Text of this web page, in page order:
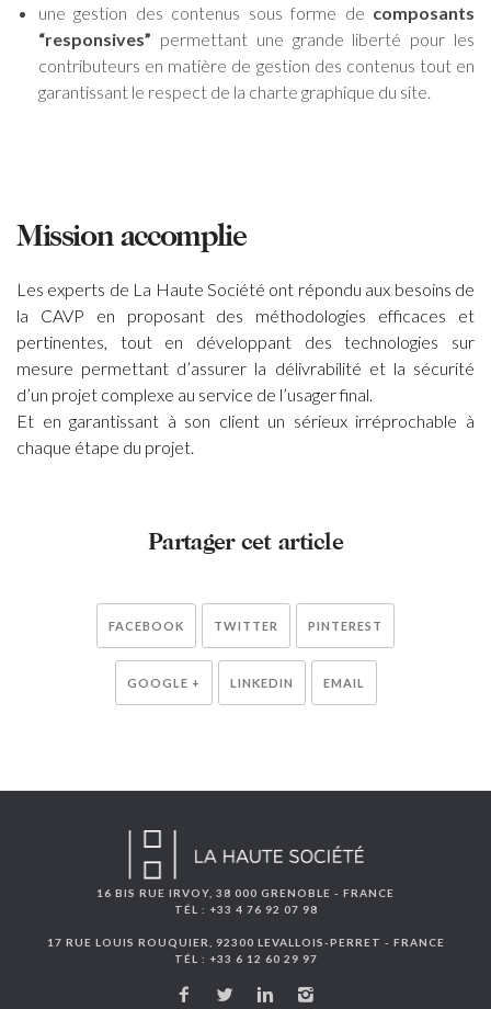
une gestion des contenus sous forme de composants
“responsives” permettant une grande liberté pour les
contributeurs en matière de gestion des contenus tout en
garantissant le respect de la charte graphique du site.
Mission accomplie
Les experts de La Haute Société ont répondu aux besoins de
la CAVP en proposant des méthodologies efficaces et
pertinentes, tout en développant des technologies sur
mesure permettant d’assurer la délivrabilité et la sécurité
d’un projet complexe au service de l’usager final.
Et en garantissant à son client un sérieux irréprochable à
chaque étape du projet.
Partager cet article
FACEBOOK TWITTER PINTEREST
GOOGLE + LINKEDIN EMAIL
16 BIS RUE IRVOY, 38 000 GRENOBLE - FRANCE
TÉL : +33 4 76 92 07 98
17 RUE LOUIS ROUQUIER, 92300 LEVALLOIS-PERRET - FRANCE
TÉL : +33 6 12 60 29 97